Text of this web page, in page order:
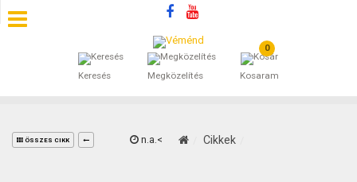
Keresés Megközelítés
0
Kosaram
SZÁLLÁSOK
ÁLTALÁNOS SZERZŐDÉSI FELTÉTELEK
ÖSSZES CIKK n.a.< Cikkek